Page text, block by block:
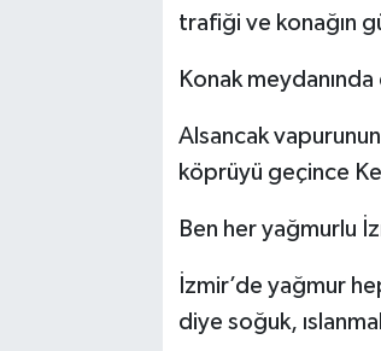
trafiği ve konağın
Konak
Alsancak
köprüyü geçince
Ben her yağmurlu
İzmir’de yağmur
diye soğuk,